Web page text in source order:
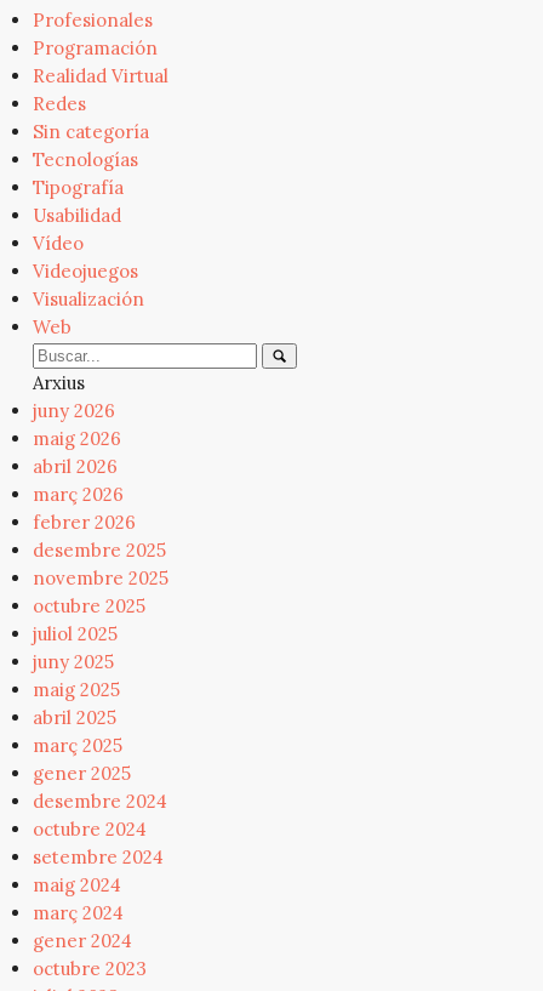
Profesionales
Programación
Realidad Virtual
Redes
Sin categoría
Tecnologías
Tipografía
Usabilidad
Vídeo
Videojuegos
Visualización
Web
Arxius
juny 2026
maig 2026
abril 2026
març 2026
febrer 2026
desembre 2025
novembre 2025
octubre 2025
juliol 2025
juny 2025
maig 2025
abril 2025
març 2025
gener 2025
desembre 2024
octubre 2024
setembre 2024
maig 2024
març 2024
gener 2024
octubre 2023